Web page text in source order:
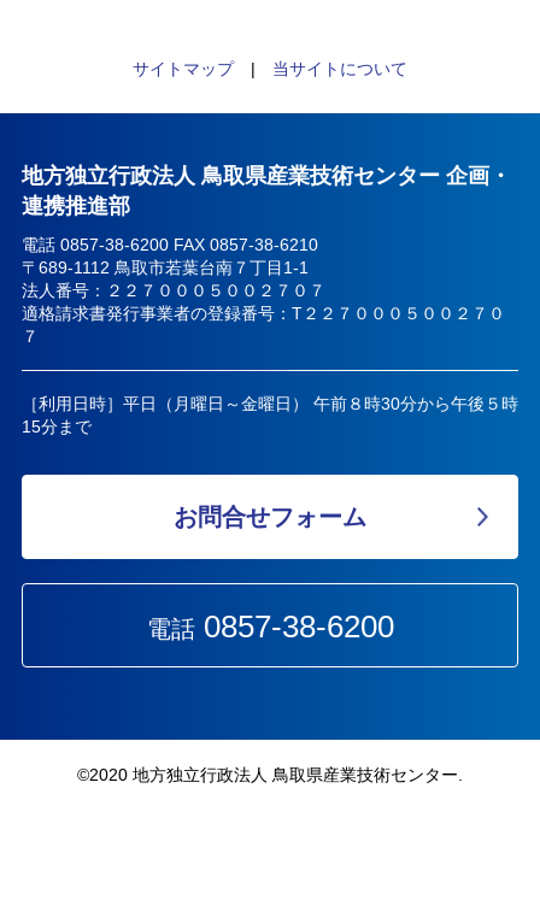
サイトマップ| 当サイトについて
地方独立行政法人 鳥取県産業技術センター 企画・
連携推進部
電話 0857-38-6200 FAX 0857-38-6210
〒689-1112 鳥取市若葉台南７丁目1-1
法人番号：２２７０００５００２７０７
適格請求書発行事業者の登録番号：T２２７０００５００２７０
７
［利用日時］平日（月曜日～金曜日） 午前８時30分から午後５時
15分まで
お問合せフォーム
電話0857-38-6200
©︎2020 地方独立行政法人 鳥取県産業技術センター.